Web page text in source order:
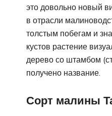
это довольно новый
в отрасли
толстым побегам и
кустов растение
дерево со штамбом
получено название.
Сорт малины